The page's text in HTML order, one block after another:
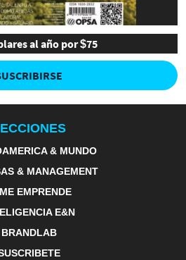
al año por $75
& MUNDO
& MANAGEMENT
EMPRENDE
E&N
BRANDLAB